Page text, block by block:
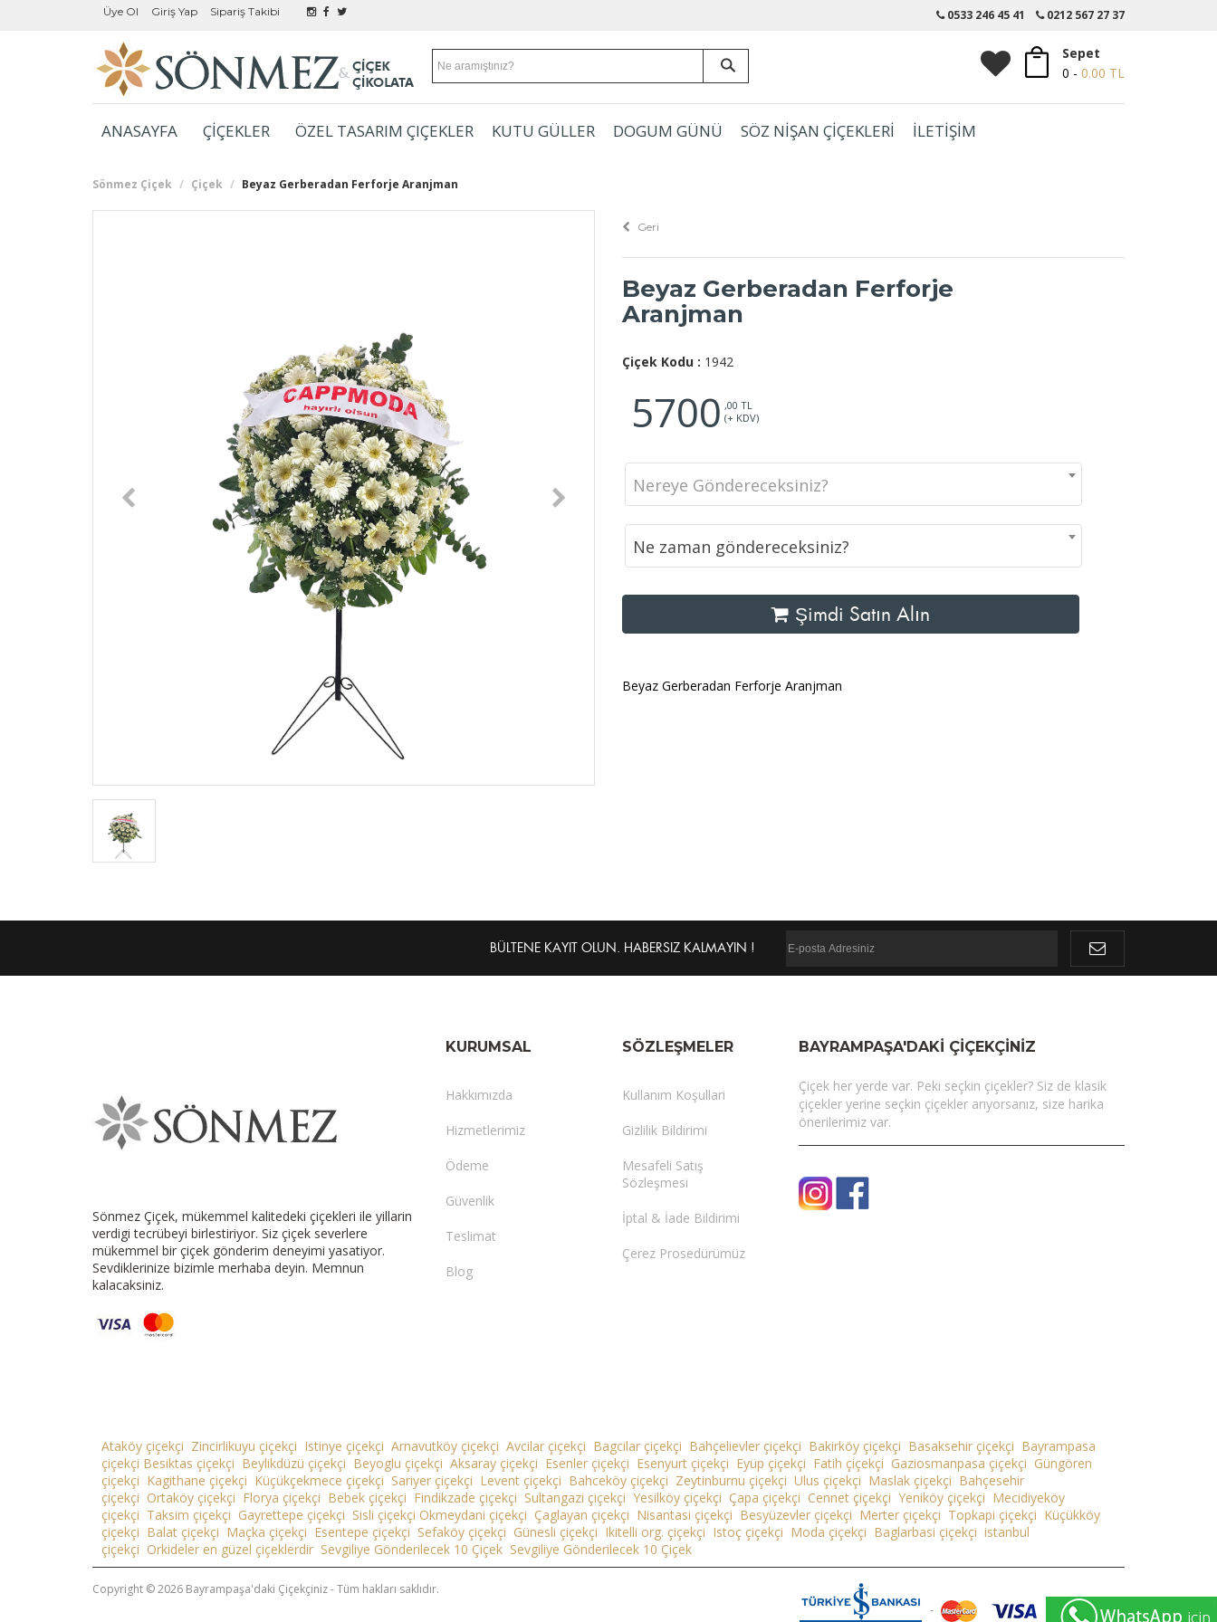
Üye Ol Giriş Yap Sipariş Takibi 0533 246 45 41 0212 567 27 37
Sepet
0 - 0.00 TL
ANASAYFA ÇİÇEKLER ÖZEL TASARIM ÇIÇEKLER KUTU GÜLLER DOGUM GÜNÜ SÖZ NİŞAN ÇİÇEKLERİ İLETİŞİM
Sönmez Çiçek Çiçek Beyaz Gerberadan Ferforje Aranjman
Geri
Beyaz Gerberadan Ferforje
Aranjman
Çiçek Kodu : 1942
5700 ,00 TL
(+ KDV)
Nereye Göndereceksiniz?
Ne zaman göndereceksiniz?
Şimdi Satın Alın
Beyaz Gerberadan Ferforje Aranjman
BÜLTENE KAYIT OLUN. HABERSIZ KALMAYIN !
Sönmez Çiçek, mükemmel kalitedeki çiçekleri ile yillarin
verdigi tecrübeyi birlestiriyor. Siz çiçek severlere
mükemmel bir çiçek gönderim deneyimi yasatiyor.
Sevdiklerinize bizimle merhaba deyin. Memnun
kalacaksiniz.
KURUMSAL
Hakkımızda
Hizmetlerimiz
Ödeme
Güvenlik
Teslimat
Blog
SÖZLEŞMELER
Kullanım Koşullari
Gizlilik Bildirimi
Mesafeli Satış
Sözleşmesi
İptal & İade Bildirimi
Çerez Prosedürümüz
BAYRAMPAŞA'DAKI ÇIÇEKÇINIZ
Çiçek her yerde var. Peki seçkin çiçekler? Siz de klasik
çiçekler yerine seçkin çiçekler arıyorsanız, size harika
önerilerimiz var.
Ataköy çiçekçi Zincirlikuyu çiçekçi Istinye çiçekçi Arnavutköy çiçekçi Avcilar çiçekçi Bagcilar çiçekçi Bahçelievler çiçekçi Bakirköy çiçekçi Basaksehir çiçekçi Bayrampasa
çiçekçi Besiktas çiçekçi Beylikdüzü çiçekçi Beyoglu çiçekçi Aksaray çiçekçi Esenler çiçekçi Esenyurt çiçekçi Eyüp çiçekçi Fatih çiçekçi Gaziosmanpasa çiçekçi Güngören
çiçekçi Kagithane çiçekçi Küçükçekmece çiçekçi Sariyer çiçekçi Levent çiçekçi Bahceköy çiçekçi Zeytinburnu çiçekçi Ulus çiçekçi Maslak çiçekçi Bahçesehir
çiçekçi Ortaköy çiçekçi Florya çiçekçi Bebek çiçekçi Findikzade çiçekçi Sultangazi çiçekçi Yesilköy çiçekçi Çapa çiçekçi Cennet çiçekçi Yeniköy çiçekçi Mecidiyeköy
çiçekçi Taksim çiçekçi Gayrettepe çiçekçi Sisli çiçekçi Okmeydani çiçekçi Çaglayan çiçekçi Nisantasi çiçekçi Besyüzevler çiçekçi Merter çiçekçi Topkapi çiçekçi Küçükköy
çiçekçi Balat çiçekçi Maçka çiçekçi Esentepe çiçekçi Sefaköy çiçekçi Günesli çiçekçi Ikitelli org. çiçekçi Istoç çiçekçi Moda çiçekçi Baglarbasi çiçekçi istanbul
çiçekçi Orkideler en güzel çiçeklerdir Sevgiliye Gönderilecek 10 Çiçek Sevgiliye Gönderilecek 10 Çiçek
Copyright © 2026 Bayrampaşa'daki Çiçekçiniz - Tüm hakları saklıdır.
-